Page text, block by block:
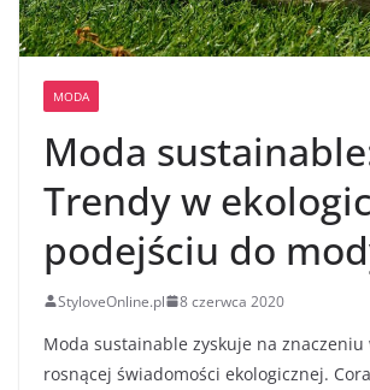
MODA
Moda
Trendy w
podejściu do
StyloveOnline.pl 8 czerwca 2020
Moda sustainable zyskuje na znaczeniu
rosnącej świadomości ekologicznej.